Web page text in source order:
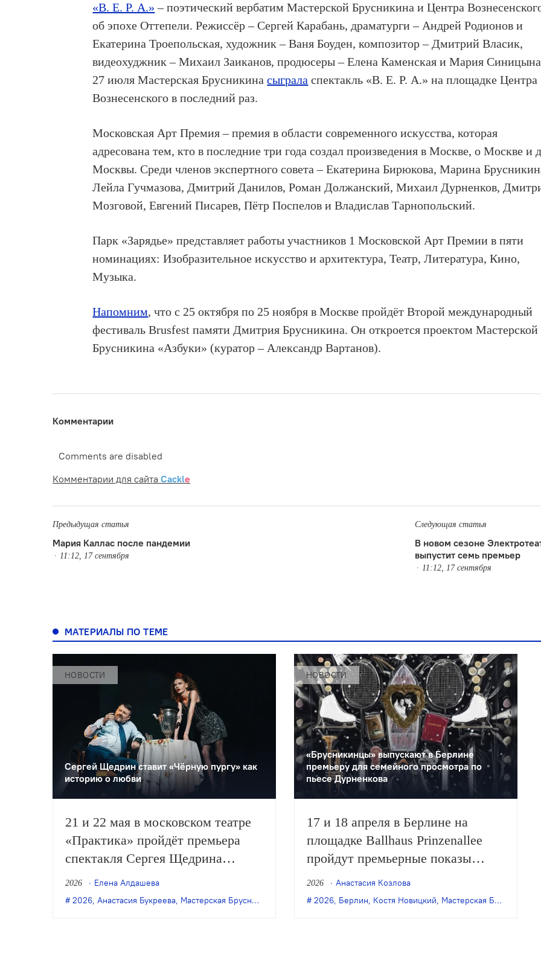
«В. Е. Р. А.» – поэтический вербатим Мастерской Брусникина и Центра
об эпохе Оттепели. Режиссёр – Сергей Карабань, драматурги – Андрей Родионов и
Екатерина Троепольская, художник – Ваня Боуден, композитор – Дмитрий Власик,
видеохуджник – Михаил Заиканов, продюсеры – Елена Каменская и Мария
27 июля Мастерская Брусникинасыграла спектакль «В. Е. Р. А.» на площадке Центра
Вознесенского в последний раз.
Московская Арт Премия – премия в области современного искусства, которая
адресована тем, кто в последние три года создал произведения в Москве, о Москве и
Москвы. Среди членов экспертного совета – Екатерина Бирюкова, Марина
Лейла Гучмазова, Дмитрий Данилов, Роман Должанский, Михаил Дурненков,
Мозговой, Евгений Писарев, Пётр Поспелов и Владислав Тарнопольский.
Парк «Зарядье» представляет работы участников 1 Московской Арт Премии в пяти
номинациях: Изобразительное искусство и архитектура, Театр, Литература, Кино,
Музыка.
Напомним, что с 25 октября по 25 ноября в Москве пройдёт Второй международный
фестиваль Brusfest памяти Дмитрия Брусникина. Он откроется проектом Мастерской
Брусникина «Азбуки» (куратор – Александр Вартанов).
Комментарии
Comments are disabled
Комментарии для сайта Cackle
Предыдущая статья
Мария Каллас после пандемии
11:12, 17 сентября
Следующая статья
В новом сезоне
выпустит семь премьер
11:12, 17 сентября
МАТЕРИАЛЫ ПО ТЕМЕ
НОВОСТИ
Сергей Щедрин ставит «Чёрную пургу» как
историю о любви
21 и 22 мая в московском театре
«Практика» пройдёт премьера
спектакля Сергея Щедрина
«Чёрная пурга» по пьесе
Анастасии Букреевой.
2026
Елена Алдашева
2026, Анастасия Букреева, Мастерская Брусникина премьера,Сергей Щедрин,Театр «Практика»,Чёрная пурга
НОВОСТИ
«Брусникинцы» выпускают в Берлине
премьеру для семейного просмотра по
пьесе Дурненкова
17 и 18 апреля в Берлине на
площадке Ballhaus Prinzenallee
пройдут премьерные показы
спектакля Кости Новицкого
«Extra Life» (12+) по пьесе
2026
Анастасия Козлова
2026, Берлин, Костя Новицкий, Мастерская Брусникина